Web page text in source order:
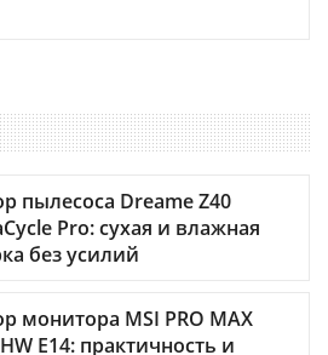
пылесоса Dreame Z40
Pro: сухая и влажная
без усилий
монитора MSI PRO MAX
E14: практичность и